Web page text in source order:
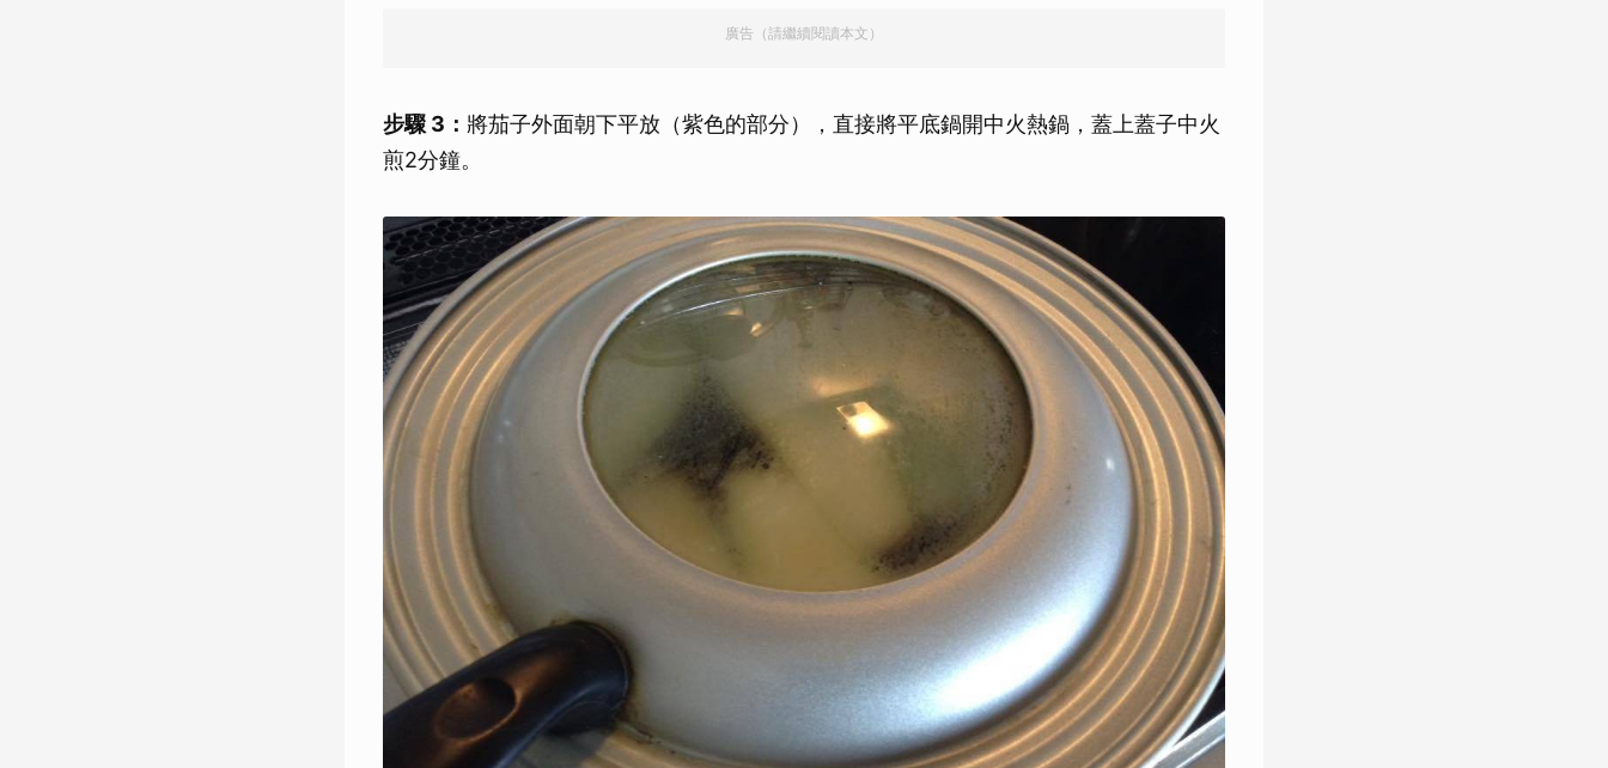
廣告（請繼續閱讀本文）
步驟 3： 將茄子外面朝下平放（紫色的部分），直接將平底鍋開中火熱鍋，蓋上蓋子中火
煎2分鐘。